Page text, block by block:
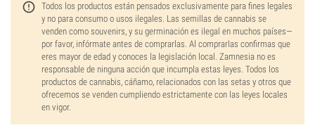
Todos los productos están pensados exclusivamente para fines legales
y no para consumo o usos ilegales. Las semillas de cannabis se
venden como souvenirs, y su germinación es ilegal en muchos países—
por favor, infórmate antes de comprarlas. Al comprarlas confirmas que
eres mayor de edad y conoces la legislación local. Zamnesia no es
responsable de ninguna acción que incumpla estas leyes. Todos los
productos de cannabis, cáñamo, relacionados con las setas y otros que
ofrecemos se venden cumpliendo estrictamente con las leyes locales
en vigor.